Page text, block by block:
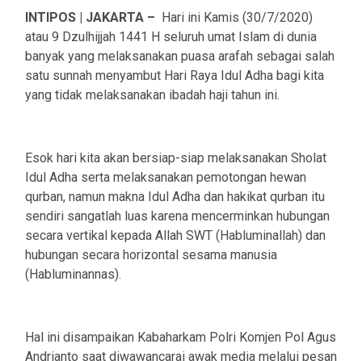
INTIPOS | JAKARTA –
Hari ini Kamis (30/7/2020)
atau 9 Dzulhijjah 1441 H seluruh umat Islam di dunia
banyak yang melaksanakan puasa arafah sebagai salah
satu sunnah menyambut Hari Raya Idul Adha bagi kita
yang tidak melaksanakan ibadah haji tahun ini.
Esok hari kita akan bersiap-siap melaksanakan Sholat
Idul Adha serta melaksanakan pemotongan hewan
qurban, namun makna Idul Adha dan hakikat qurban itu
sendiri sangatlah luas karena mencerminkan hubungan
secara vertikal kepada Allah SWT (Habluminallah) dan
hubungan secara horizontal sesama manusia
(Habluminannas).
Hal ini disampaikan Kabaharkam Polri Komjen Pol Agus
Andrianto saat diwawancarai awak media melalui pesan